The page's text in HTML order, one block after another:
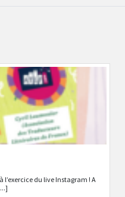
l’exercice du live Instagram ! A